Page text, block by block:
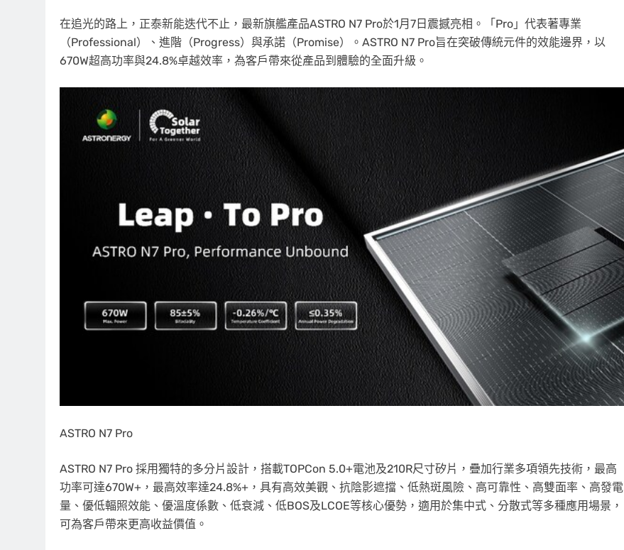
在追光的路上，正泰新能迭代不止，最新旗艦產品ASTRO N7 Pro於1月7日震撼亮相。「Pro」代表著專業
（Professional）、進階（Progress）與承諾（Promise）。ASTRO N7 Pro旨在突破傳統元件的效能邊界，以
670W超高功率與24.8%卓越效率，為客戶帶來從產品到體驗的全面升級。
ASTRO N7 Pro
ASTRO N7 Pro 採用獨特的多分片設計，搭載TOPCon 5.0+電池及210R尺寸矽片，疊加行業多項領先技術，最高
功率可達670W+，最高效率達24.8%+，具有高效美觀、抗陰影遮擋、低熱斑風險、高可靠性、高雙面率、高發電
量、優低輻照效能、優溫度係數、低衰減、低BOS及LCOE等核心優勢，適用於集中式、分散式等多種應用場景，
可為客戶帶來更高收益價值。